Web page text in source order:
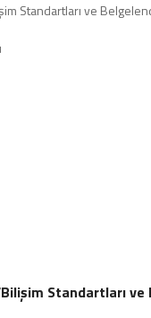
Standartları ve
Standartları ve